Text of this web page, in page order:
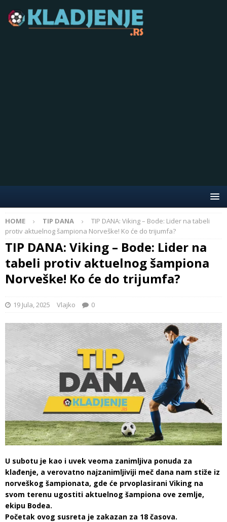
HOME TIP DANA
TIP DANA: Viking – Bode: Lider na tabeli
protiv aktuelnog šampiona Norveške! Ko će do trijumfa?
TIP DANA: Viking – Bode: Lider na
tabeli protiv aktuelnog šampiona
Norveške! Ko će do trijumfa?
19 Jula, 2025 Vlajko 0
U subotu je kao i uvek veoma zanimljiva ponuda za
klađenje, a verovatno najzanimljiviji meč dana nam stiže iz
norveškog šampionata, gde će prvoplasirani Viking na
svom terenu ugostiti aktuelnog šampiona ove zemlje,
ekipu Bodea.
Početak ovog susreta je zakazan za 18 časova.